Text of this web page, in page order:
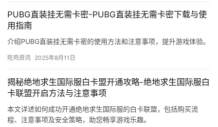
PUBG直装挂无需卡密-PUBG直装挂无需卡密下载与使
用指南
介绍PUBG直装挂无需卡密的使用方法和注意事项，提升游戏体验。
吃鸡资讯 2025年8月11日
揭秘绝地求生国际服白卡盟开通攻略-绝地求生国际服白
卡联盟开启方法与注意事项
本文详述如何成功开通绝地求生国际服的白卡联盟，包括购买流
程、注意事项及安全策略，助您畅享游戏乐趣。